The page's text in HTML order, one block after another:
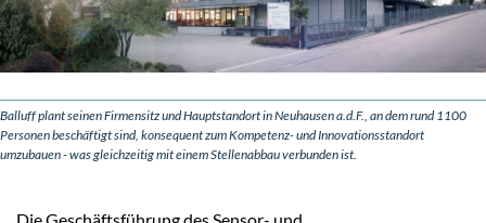
Balluff plant seinen Firmensitz und Hauptstandort in Neuhausen a.d.F., an dem rund 1100
Personen beschäftigt sind, konsequent zum Kompetenz- und Innovationsstandort
umzubauen - was gleichzeitig mit einem Stellenabbau verbunden ist.
Die Geschäftsführung des Sensor- und